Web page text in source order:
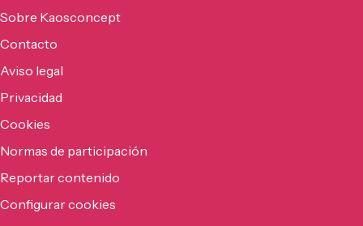
Sobre Kaosconcept
Contacto
Aviso legal
Privacidad
Cookies
Normas de participación
Reportar contenido
Configurar cookies